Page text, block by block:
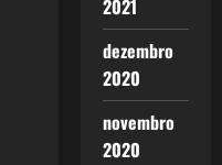
2021
dezembro
2020
novembro
2020